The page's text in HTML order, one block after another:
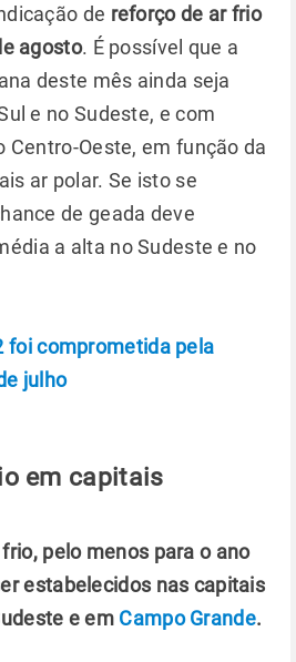
de reforço de ar frio
agosto. É possível que a
deste mês ainda seja
e no Sudeste, e com
Centro-Oeste, em função da
ar polar. Se isto se
de geada deve
a alta no Sudeste e no
foi comprometida pela
julho
em capitais
pelo menos para o ano
estabelecidos nas capitais
e em Campo Grande.